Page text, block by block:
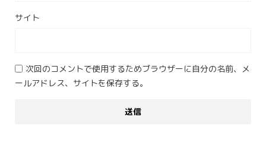
サイト
次回のコメントで使用するためブラウザーに自分の名前、メ
ールアドレス、サイトを保存する。